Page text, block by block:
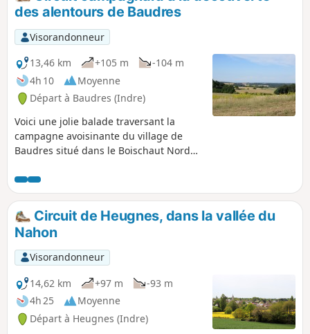
des alentours de Baudres
Visorandonneur
13,46 km
+105 m
-104 m
4h 10
Moyenne
Départ à Baudres (Indre)
Voici une jolie balade traversant la
campagne avoisinante du village de
Baudres situé dans le Boischaut Nord
Circuit de Heugnes, dans la vallée du
Nahon
Visorandonneur
14,62 km
+97 m
-93 m
4h 25
Moyenne
Départ à Heugnes (Indre)